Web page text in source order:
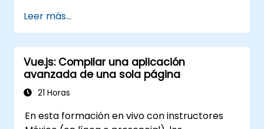
Leer más...
Vue.js: Compilar una aplicación
avanzada de una sola página
21 Horas
En esta formación en vivo con instructores